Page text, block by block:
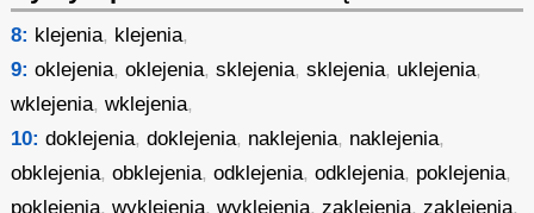
8: klejenia, klejenia,
9: oklejenia,oklejenia,sklejenia,sklejenia, uklejenia,
wklejenia,wklejenia,
10: doklejenia,doklejenia, naklejenia, naklejenia,
obklejenia,obklejenia,odklejenia,odklejenia, poklejenia,
poklejenia,wyklejenia,wyklejenia,zaklejenia,zaklejenia,